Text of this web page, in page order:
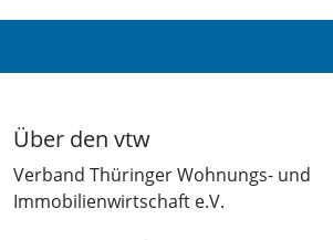
Über den vtw
Verband Thüringer Wohnungs- und
Immobilienwirtschaft e.V.